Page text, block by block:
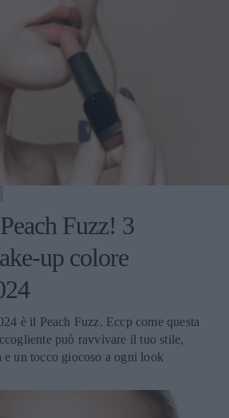
Fuzz! 3
up colore
è il Peach Fuzz. Eccp come questa
può ravvivare il tuo stile,
e un tocco giocoso a ogni look